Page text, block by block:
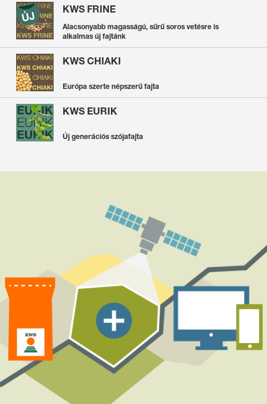
KWS FRINE
Alacsonyabb magasságú, sűrű soros vetésre is
alkalmas új fajtánk
KWS CHIAKI
Európa szerte népszerű fajta
KWS EURIK
Új generációs szójafajta